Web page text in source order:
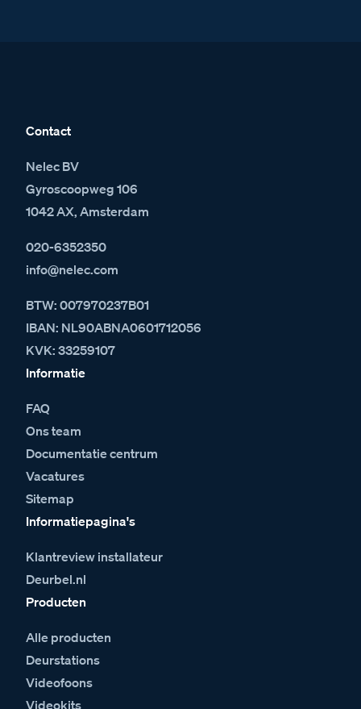
Contact
Nelec BV
Gyroscoopweg 106
1042 AX, Amsterdam
020-6352350
info@nelec.com
BTW: 007970237B01
IBAN: NL90ABNA0601712056
KVK: 33259107
Informatie
FAQ
Ons team
Documentatie centrum
Vacatures
Sitemap
Informatiepagina's
Klantreview installateur
Deurbel.nl
Producten
Alle producten
Deurstations
Videofoons
Videokits